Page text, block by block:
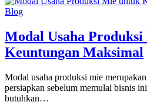
Blog
Modal Usaha
Keuntungan Maksimal
Modal usaha produksi mie
persiapkan sebelum memulai bisnis
butuhkan…